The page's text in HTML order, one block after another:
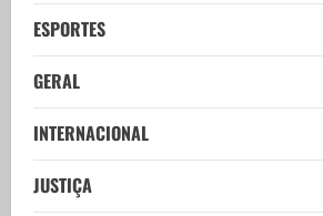
ESPORTES
GERAL
INTERNACIONAL
JUSTIÇA